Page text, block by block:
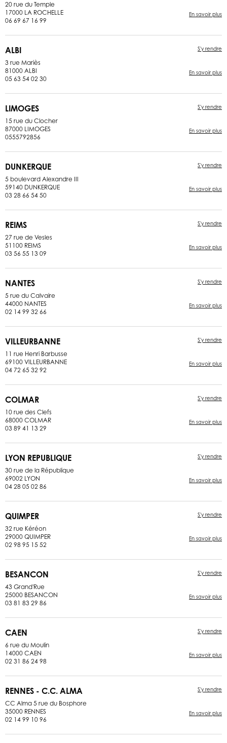
20 rue du Temple
17000 LA ROCHELLE
06 69 67 16 99
En savoir plus
ALBI
3 rue Mariès
81000 ALBI
05 63 54 02 30
S'y rendre
En savoir plus
LIMOGES
15 rue du Clocher
87000 LIMOGES
0555792856
S'y rendre
En savoir plus
DUNKERQUE
5 boulevard Alexandre III
59140 DUNKERQUE
03 28 66 54 50
S'y rendre
En savoir plus
REIMS
27 rue de Vesles
51100 REIMS
03 56 55 13 09
S'y rendre
En savoir plus
NANTES
5 rue du Calvaire
44000 NANTES
02 14 99 32 66
S'y rendre
En savoir plus
VILLEURBANNE
11 rue Henri Barbusse
69100 VILLEURBANNE
04 72 65 32 92
S'y rendre
En savoir plus
COLMAR
10 rue des Clefs
68000 COLMAR
03 89 41 13 29
S'y rendre
En savoir plus
LYON REPUBLIQUE
30 rue de la République
69002 LYON
04 28 05 02 86
S'y rendre
En savoir plus
QUIMPER
32 rue Kéréon
29000 QUIMPER
02 98 95 15 52
S'y rendre
En savoir plus
BESANCON
43 Grand'Rue
25000 BESANCON
03 81 83 29 86
S'y rendre
En savoir plus
CAEN
6 rue du Moulin
14000 CAEN
02 31 86 24 98
S'y rendre
En savoir plus
RENNES - C.C. ALMA
CC Alma 5 rue du Bosphore
35000 RENNES
02 14 99 10 96
S'y rendre
En savoir plus